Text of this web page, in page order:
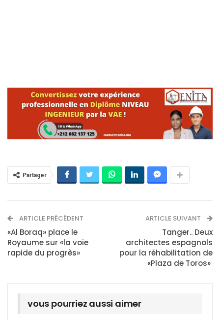
Partager
ARTICLE PRÉCÉDENT
«Al Boraq» place le
Royaume sur «la voie
rapide du progrès»
ARTICLE SUIVANT
Tanger.. Deux
architectes espagnols
pour la réhabilitation de
«Plaza de Toros»
vous pourriez aussi aimer